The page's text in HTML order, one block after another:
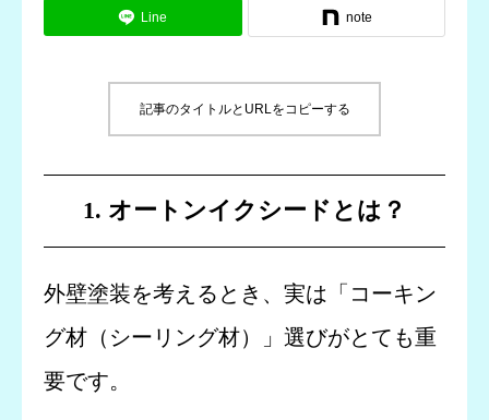
Line note
記事のタイトルとURLをコピーする
1. オートンイクシードとは？
外壁塗装を考えるとき、実は「コーキン
グ材（シーリング材）」選びがとても重
要です。